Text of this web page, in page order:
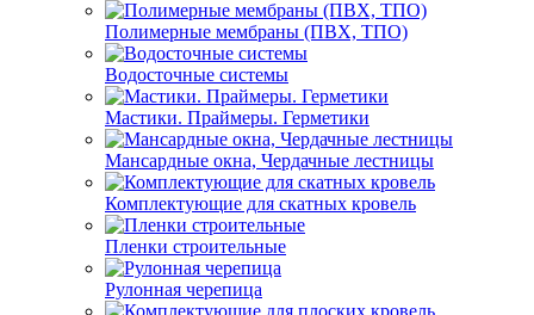
Полимерные мембраны (ПВХ, ТПО)
Водосточные системы
Мастики. Праймеры. Герметики
Мансардные окна, Чердачные лестницы
Комплектующие для скатных кровель
Пленки строительные
Рулонная черепица